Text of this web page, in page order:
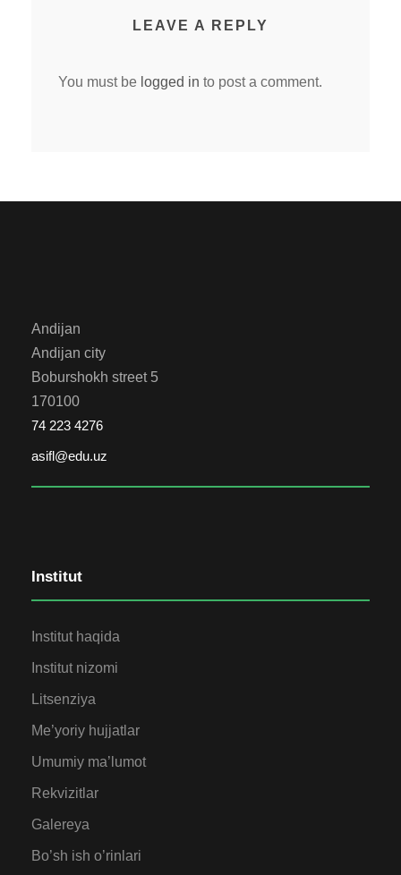
LEAVE A REPLY
You must be logged in to post a comment.
Andijan
Andijan city
Boburshokh street 5
170100
74 223 4276
asifl@edu.uz
Institut
Institut haqida
Institut nizomi
Litsenziya
Me’yoriy hujjatlar
Umumiy ma’lumot
Rekvizitlar
Galereya
Bo’sh ish o’rinlari